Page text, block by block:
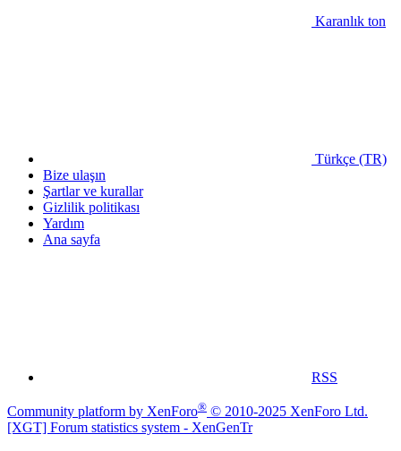
Karanlık ton
Türkçe (TR)
Bize ulaşın
Şartlar ve kurallar
Gizlilik politikası
Yardım
Ana sayfa
RSS
Community platform by XenForo® © 2010-2025 XenForo Ltd.
[XGT] Forum statistics system - XenGenTr